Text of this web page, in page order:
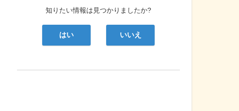
知りたい情報は見つかりましたか?
はい いいえ